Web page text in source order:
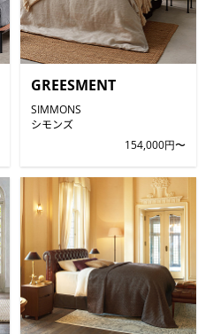
GREESMENT
SIMMONS
シモンズ
154,000円〜